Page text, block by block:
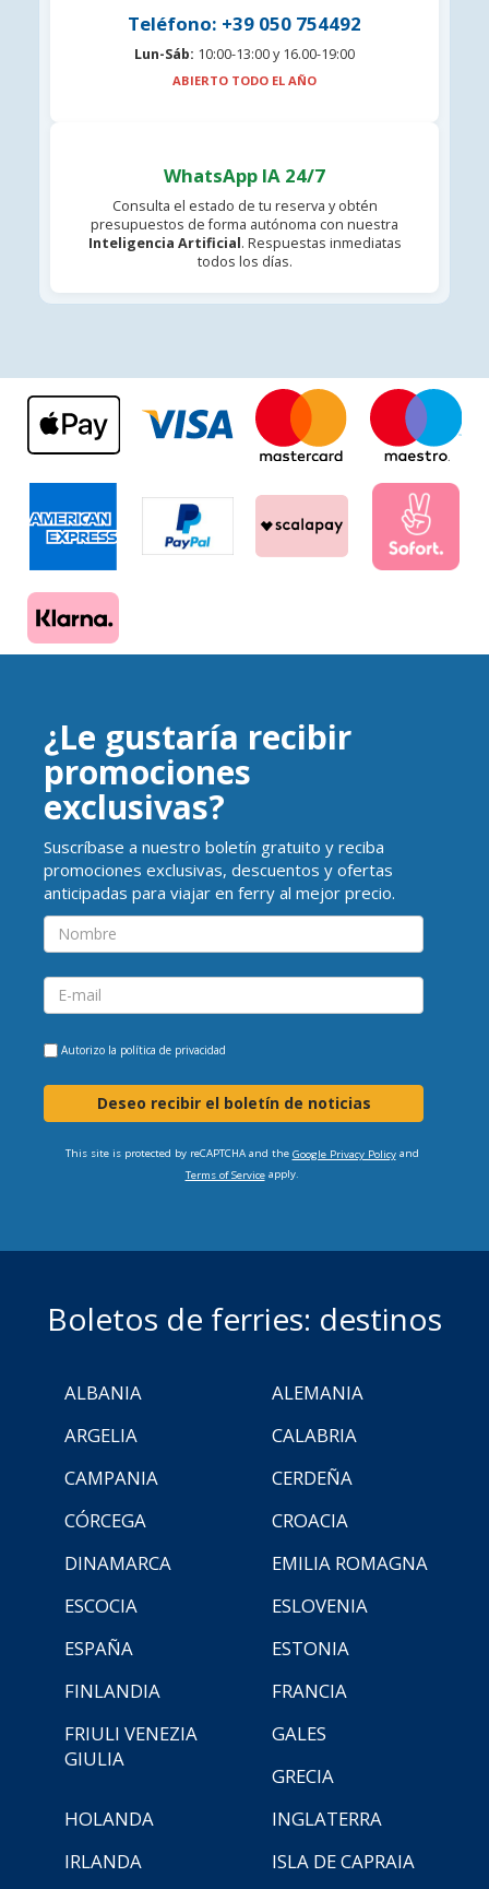
Teléfono: +39 050 754492
Lun-Sáb: 10:00-13:00 y 16.00-19:00
ABIERTO TODO EL AÑO
WhatsApp IA 24/7
Consulta el estado de tu reserva y obtén
presupuestos de forma autónoma con nuestra
Inteligencia Artificial. Respuestas inmediatas
todos los días.
¿Le gustaría recibir
promociones
exclusivas?
Suscríbase a nuestro boletín gratuito y reciba
promociones exclusivas, descuentos y ofertas
anticipadas para viajar en ferry al mejor precio.
Autorizo la política de privacidad
Deseo recibir el boletín de noticias
This site is protected by reCAPTCHA and the Google Privacy Policyand
Terms of Serviceapply.
Boletos de ferries: destinos
ALBANIA
ALEMANIA
ARGELIA
CALABRIA
CAMPANIA
CERDEÑA
CÓRCEGA
CROACIA
DINAMARCA
EMILIA ROMAGNA
ESCOCIA
ESLOVENIA
ESPAÑA
ESTONIA
FINLANDIA
FRANCIA
FRIULI VENEZIA
GIULIA
GALES
GRECIA
HOLANDA
INGLATERRA
IRLANDA
ISLA DE CAPRAIA